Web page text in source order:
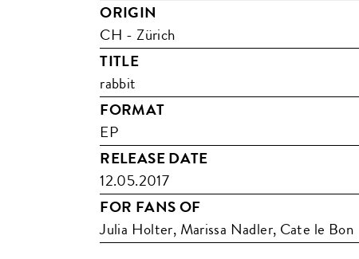
ORIGIN
CH - Zürich
TITLE
rabbit
FORMAT
EP
RELEASE DATE
12.05.2017
FOR FANS OF
Julia Holter, Marissa Nadler, Cate le Bon